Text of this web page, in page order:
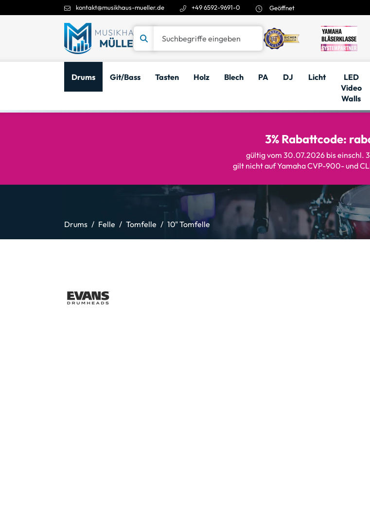
kontakt@musikhaus-mueller.de +49 6592-9691-0 Geöffnet
Drums Git/Bass Tasten Holz Blech PA DJ Licht
LED
Video
Walls
3% Rabattcode:
gültig vom 30.07.2026 bis einschl.
gilt nicht auf Yamaha CVP-900- und
Drums Felle Tomfelle 10" Tomfelle